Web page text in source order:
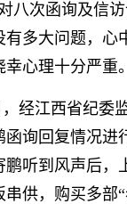
八次函询及信
多大问题，心
心理十分严重
经江西省纪委
函询回复情况进
听到风声后，
供，购买多部